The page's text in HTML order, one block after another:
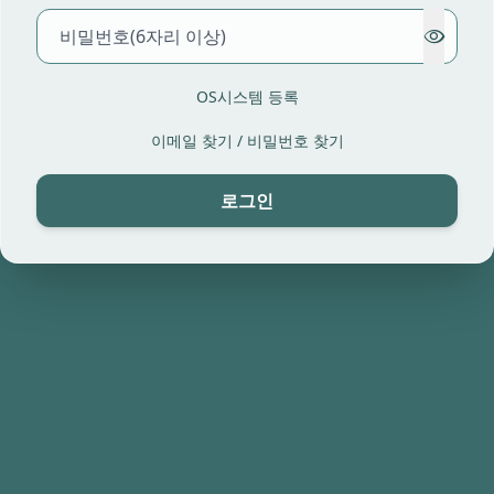
OS시스템 등록
이메일 찾기 / 비밀번호 찾기
로그인